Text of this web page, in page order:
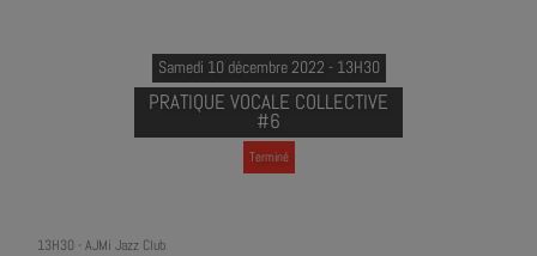
Samedi 10 décembre 2022 - 13H30
PRATIQUE VOCALE COLLECTIVE
#6
Terminé
13H30 - AJMi Jazz Club